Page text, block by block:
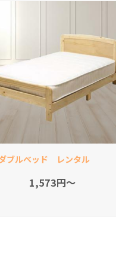
ブルベッド レンタル
1,573円〜